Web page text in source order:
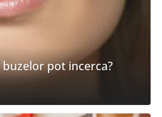
pot incerca?